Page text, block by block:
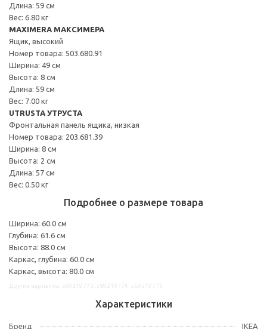
Длина: 59 см
Вес: 6.80 кг
MAXIMERA МАКСИМЕРА
Ящик, высокий
Номер товара: 503.680.91
Ширина: 49 см
Высота: 8 см
Длина: 59 см
Вес: 7.00 кг
UTRUSTA УТРУСТА
Фронтальная панель ящика, низкая
Номер товара: 203.681.39
Ширина: 8 см
Высота: 2 см
Длина: 57 см
Вес: 0.50 кг
Подробнее о размере товара
Ширина: 60.0 см
Глубина: 61.6 см
Высота: 88.0 см
Каркас, глубина: 60.0 см
Каркас, высота: 80.0 см
Характеристики
Бренд IKEA